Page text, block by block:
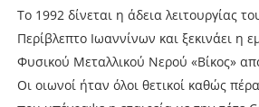
Το 1992 δίνεται η άδεια λειτουργίας
Περίβλεπτο Ιωαννίνων και ξεκινάει η
Φυσικού Μεταλλικού Νερού «Βίκος»
Οι οιωνοί ήταν όλοι θετικοί καθώς